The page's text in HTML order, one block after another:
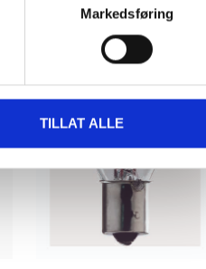
Markedsføring
TILLAT ALLE